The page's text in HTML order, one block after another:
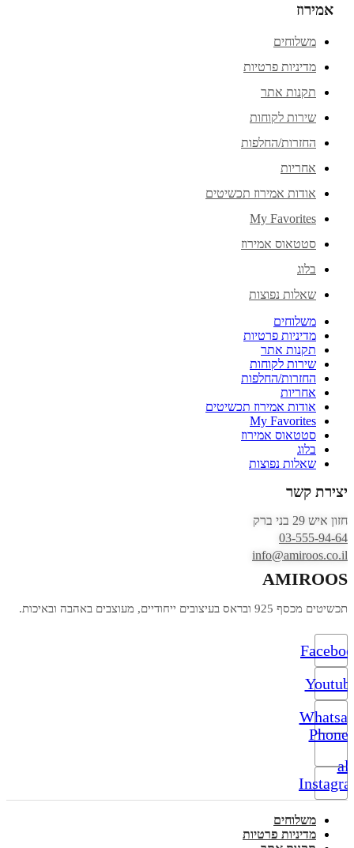
אמירוז
משלוחים
מדיניות פרטיות
תקנות אתר
שירות לקוחות
החזרות/החלפות
אחריות
אודות אמירוז תכשיטים
My Favorites
סטטאוס אמירוז
בלוג
שאלות נפוצות
משלוחים
מדיניות פרטיות
תקנות אתר
שירות לקוחות
החזרות/החלפות
אחריות
אודות אמירוז תכשיטים
My Favorites
סטטאוס אמירוז
בלוג
שאלות נפוצות
יצירת קשר
חזון איש 29 בני ברק
03-555-94-64
info@amiroos.co.il
AMIROOS
תכשיטים מכסף 925 ובראס בעיצובים ייחודיים, מעוצבים באהבה ובאיכות.
Phone-
alt
משלוחים
מדיניות פרטיות